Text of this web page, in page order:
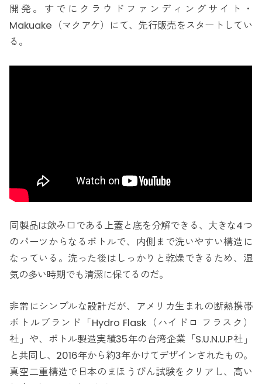
開発。すでにクラウドファンディングサイト・
Makuake（マクアケ）にて、先行販売をスタートしてい
る。
同製品は飲み口である上蓋と底を分解できる、大きな4つ
のパーツからなるボトルで、内側まで洗いやすい構造に
なっている。洗った後はしっかりと乾燥できるため、湿
気の多い時期でも清潔に保てるのだ。
非常にシンプルな設計だが、アメリカ生まれの断熱携帯
ボトルブランド「Hydro Flask（ハイドロ フラスク）
社」や、ボトル製造実績35年の台湾企業「S.U.N.U.P社」
と共同し、2016年から約3年かけてデザインされたもの。
真空二重構造で日本のまほうびん試験をクリアし、高い